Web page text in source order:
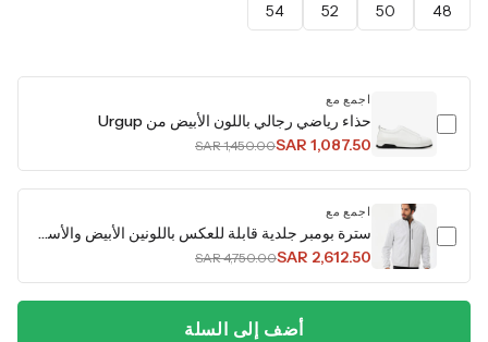
48
50
52
54
اجمع مع
حذاء رياضي رجالي باللون الأبيض من Urgup
SAR 1,087.50
SAR 1,450.00
اجمع مع
سترة بومبر جلدية قابلة للعكس باللونين الأبيض والأسود من Como
SAR 2,612.50
SAR 4,750.00
أضف إلى السلة